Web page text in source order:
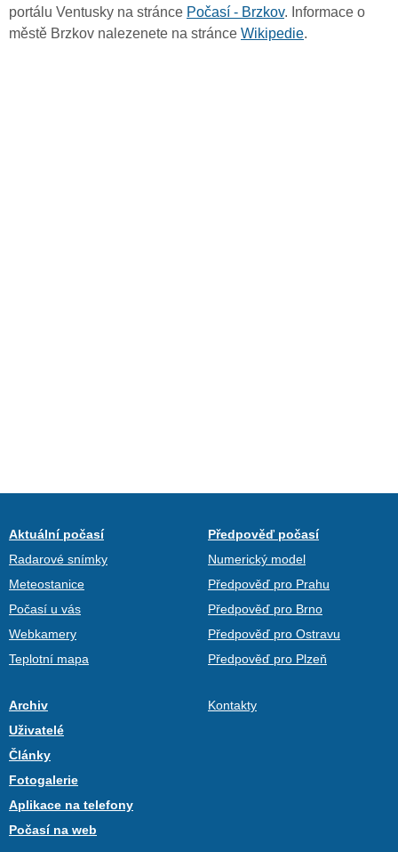
portálu Ventusky na stránce Počasí - Brzkov. Informace o
městě Brzkov nalezenete na stránce Wikipedie.
Aktuální počasí
Radarové snímky
Meteostanice
Počasí u vás
Webkamery
Teplotní mapa
Předpověď počasí
Numerický model
Předpověď pro Prahu
Předpověď pro Brno
Předpověď pro Ostravu
Předpověď pro Plzeň
Archiv
Uživatelé
Články
Fotogalerie
Aplikace na telefony
Počasí na web
Kontakty